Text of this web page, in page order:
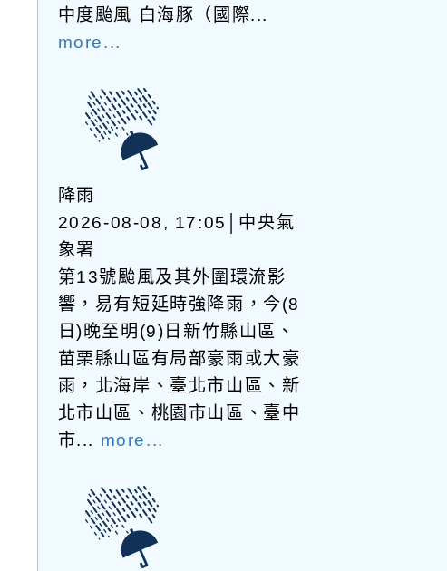
中度颱風 白海豚（國際...
more...
降雨
2026-08-08, 17:05│中央氣
象署
第13號颱風及其外圍環流影
響，易有短延時強降雨，今(8
日)晚至明(9)日新竹縣山區、
苗栗縣山區有局部豪雨或大豪
雨，北海岸、臺北市山區、新
北市山區、桃園市山區、臺中
市... more...